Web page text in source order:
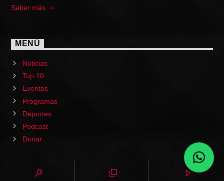
Saber más
MENÚ
Noticias
Top 10
Eventos
Programas
Deportes
Podcast
Donar